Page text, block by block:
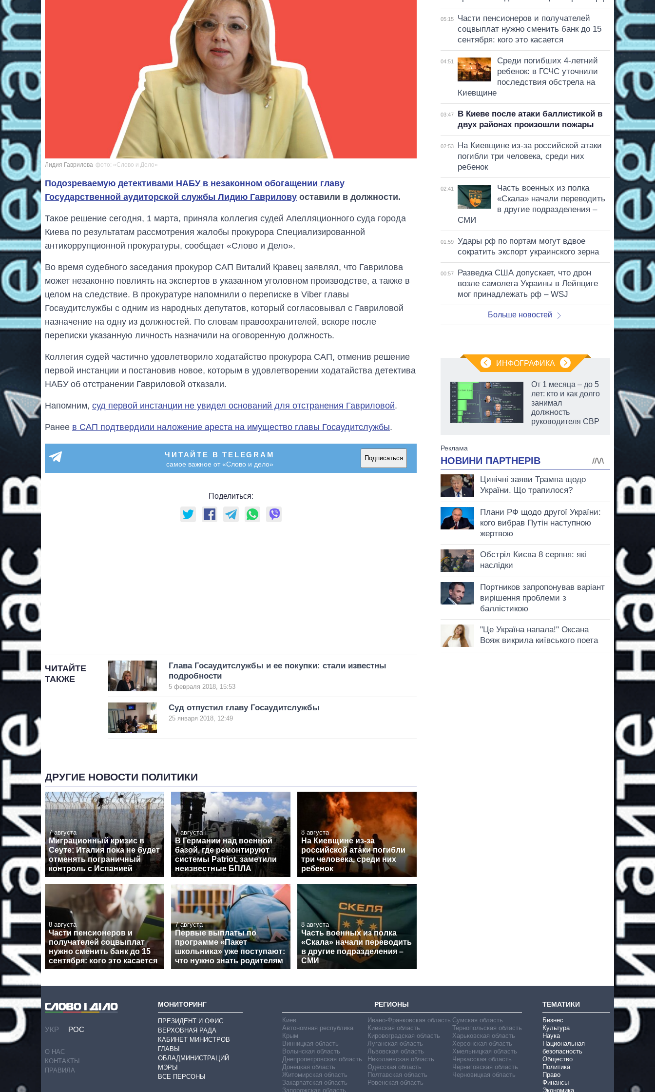
Лидия Гаврилова фото: «Слово и Дело»
Подозреваемую детективами НАБУ в незаконном обогащении главу
Государственной аудиторской службы Лидию Гаврилову оставили в должности.
Такое решение сегодня, 1 марта, приняла коллегия судей Апелляционного суда города
Киева по результатам рассмотрения жалобы прокурора Специализированной
антикоррупционной прокуратуры, сообщает «Слово и Дело».
Во время судебного заседания прокурор САП Виталий Кравец заявлял, что Гаврилова
может незаконно повлиять на экспертов в указанном уголовном производстве, а также в
целом на следствие. В прокуратуре напомнили о переписке в Viber главы
Госаудитслужбы с одним из народных депутатов, который согласовывал с Гавриловой
назначение на одну из должностей. По словам правоохранителей, вскоре после
переписки указанную личность назначили на оговоренную должность.
Коллегия судей частично удовлетворило ходатайство прокурора САП, отменив решение
первой инстанции и постановив новое, которым в удовлетворении ходатайства детектива
НАБУ об отстранении Гавриловой отказали.
Напомним, суд первой инстанции не увидел оснований для отстранения Гавриловой.
Ранее в САП подтвердили наложение ареста на имущество главы Госаудитслужбы.
ЧИТАЙТЕ В TELEGRAM
самое важное от «Слово и дело»
Подписаться
Поделиться:
ЧИТАЙТЕ
ТАКЖЕ
Глава Госаудитслужбы и ее покупки: стали известны
подробности
5 февраля 2018, 15:53
Суд отпустил главу Госаудитслужбы
25 января 2018, 12:49
ДРУГИЕ НОВОСТИ ПОЛИТИКИ
7 августа
Миграционный кризис в
Сеуте: Италия пока не будет
отменять пограничный
контроль с Испанией
7 августа
В Германии над военной
базой, где ремонтируют
системы Patriot, заметили
неизвестные БПЛА
8 августа
На Киевщине из-за
российской атаки погибли
три человека, среди них
ребенок
8 августа
Части пенсионеров и
получателей соцвыплат
нужно сменить банк до 15
сентября: кого это касается
7 августа
Первые выплаты по
программе «Пакет
школьника» уже поступают:
что нужно знать родителям
8 августа
Часть военных из полка
«Скала» начали переводить
в другие подразделения –
СМИ
05:15
Части пенсионеров и получателей
соцвыплат нужно сменить банк до 15
сентября: кого это касается
04:51
Среди погибших 4-летний
ребенок: в ГСЧС уточнили
последствия обстрела на
Киевщине
03:47
В Киеве после атаки баллистикой в
двух районах произошли пожары
02:53
На Киевщине из-за российской атаки
погибли три человека, среди них
ребенок
02:41
Часть военных из полка
«Скала» начали переводить
в другие подразделения –
СМИ
01:59
Удары рф по портам могут вдвое
сократить экспорт украинского зерна
00:57
Разведка США допускает, что дрон
возле самолета Украины в Лейпциге
мог принадлежать рф – WSJ
Больше новостей
ИНФОГРАФИКА
Министерства
обороны за 13 лет
От 1 месяца – до 5
лет: кто и как долго
занимал
должность
руководителя СВР
УКР РОС
О НАС
КОНТАКТЫ
ПРАВИЛА
МОНИТОРИНГ
ПРЕЗИДЕНТ И ОФИС
ВЕРХОВНАЯ РАДА
КАБИНЕТ МИНИСТРОВ
ГЛАВЫ
ОБЛАДМИНИСТРАЦИЙ
МЭРЫ
ВСЕ ПЕРСОНЫ
РЕГИОНЫ
Киев
Автономная республика
Крым
Винницкая область
Волынская область
Днепропетровская область
Донецкая область
Житомирская область
Закарпатская область
Запорожская область
Ивано-Франковская область
Киевская область
Кировоградская область
Луганская область
Львовская область
Николаевская область
Одесская область
Полтавская область
Ровенская область
Сумская область
Тернопольская область
Харьковская область
Херсонская область
Хмельницкая область
Черкасская область
Черниговская область
Черновицкая область
ТЕМАТИКИ
Бизнес
Культура
Наука
Национальная
безопасность
Общество
Политика
Право
Финансы
Экономика